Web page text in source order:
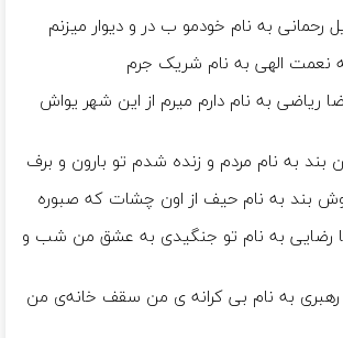
رحمانی به نام خودمو ب در و دیوار میزنم
نعمت الهی به نام شریک جرم
ریاضی به نام دارم میرم از این شهر یواش
بند به نام مردم و زنده شدم تو بارون و برف
بند به نام حیف از اون چشات که صبوره
رضایی به نام تو جنگیدی به عشق من شب و
رهبری به نام بی ‌کرانه ی من سقف خانه‌ی من